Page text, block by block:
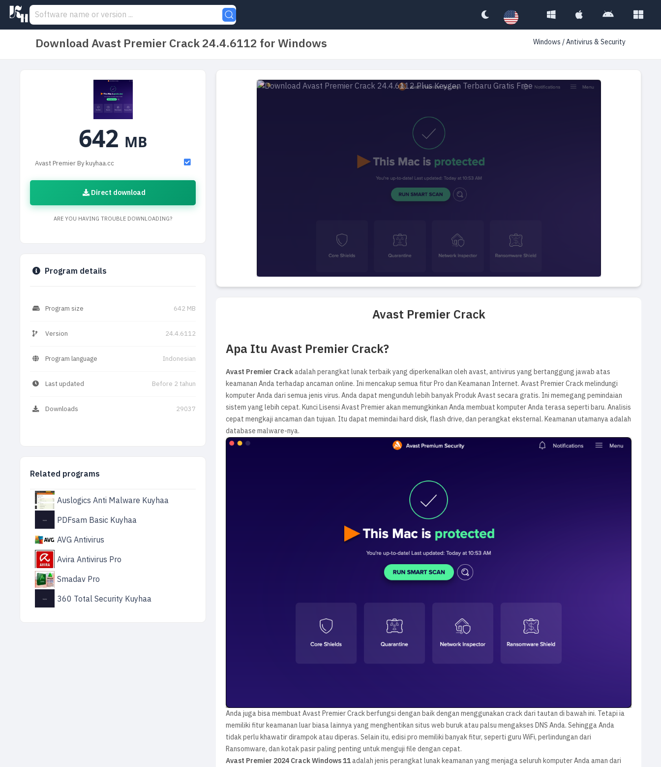
Download Avast Premier Crack 24.4.6112 for Windows Windows/Antivirus & Security
Avast Premier Crack
Apa Itu Avast Premier Crack?
Avast Premier Crackadalah perangkat lunak terbaik yang diperkenalkan oleh avast, antivirus yang bertanggung jawab atas
keamanan Anda terhadap ancaman online. Ini mencakup semua fitur Pro dan Keamanan Internet. Avast Premier Crack melindungi
komputer Anda dari semua jenis virus. Anda dapat mengunduh lebih banyak Produk Avast secara gratis. Ini memegang pemindaian
sistem yang lebih cepat. Kunci Lisensi Avast Premier akan memungkinkan Anda membuat komputer Anda terasa seperti baru. Analisis
cepat mengkaji ancaman dan tujuan. Itu dapat memindai hard disk, flash drive, dan perangkat eksternal. Keamanan utamanya adalah
database malware-nya.
Anda juga bisa membuat Avast Premier Crack berfungsi dengan baik dengan menggunakan crack dari tautan di bawah ini. Tetapi ia
memiliki fitur keamanan luar biasa lainnya yang menghentikan situs web buruk atau palsu mengakses DNS Anda. Sehingga Anda
tidak perlu khawatir dirampok atau diperas. Selain itu, edisi pro memiliki banyak fitur, seperti guru WiFi, perlindungan dari
Ransomware, dan kotak pasir paling penting untuk menguji file dengan cepat.
Avast Premier 2024 Crack Windows 11adalah jenis perangkat lunak keamanan yang menjaga seluruh komputer Anda aman dari
642 MB
Avast Premier By kuyhaa.cc
Direct download
ARE YOU HAVING TROUBLE DOWNLOADING?
Program details
Program size 642 MB
Version 24.4.6112
Program language Indonesian
Last updated Before 2 tahun
Downloads 29037
Related programs
Auslogics Anti Malware Kuyhaa
PDFsam Basic Kuyhaa
AVG Antivirus
Avira Antivirus Pro
Smadav Pro
360 Total Security Kuyhaa